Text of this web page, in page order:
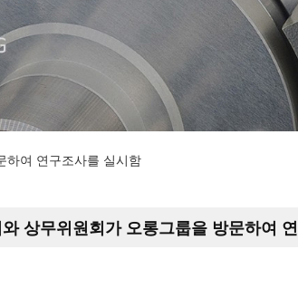
하여 연구조사를 실시함
상무위원회가 오롱그룹을 방문하여